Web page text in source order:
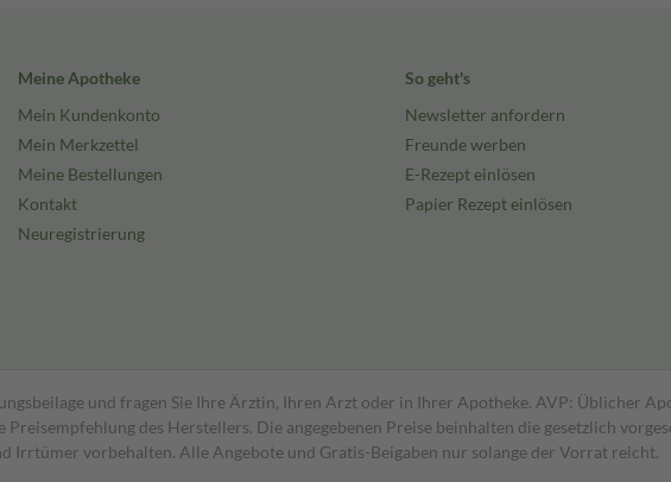
Meine Apotheke
Mein Kundenkonto
Mein Merkzettel
Meine Bestellungen
Kontakt
Neuregistrierung
So geht's
Newsletter anfordern
Freunde werben
E-Rezept einlösen
Papier Rezept einlösen
und fragen Sie Ihre Ärztin, Ihren Arzt oder in Ihrer Apotheke. AVP: Üblicher
des Herstellers. Die angegebenen Preise beinhalten die gesetzlich
Irrtümer vorbehalten. Alle Angebote und Gratis-Beigaben nur solange der Vorrat reicht.